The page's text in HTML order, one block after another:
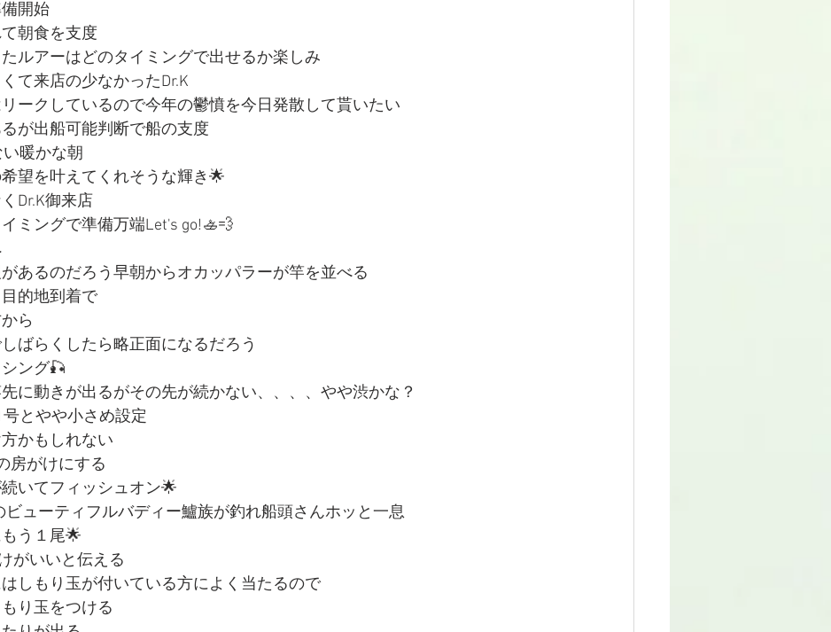
開始
朝食を支度
ルアーはどのタイミングで出せるか楽しみ
て来店の少なかったDr.K
ークしているので今年の鬱憤を今日発散して貰いたい
が出船可能判断で船の支度
暖かな朝
望を叶えてくれそうな輝き🌟
Dr.K御来店
ミングで準備万端Let's go!🚣💨
あるのだろう早朝からオカッパラーが竿を並べる
的地到着で
ら
ばらくしたら略正面になるだろう
ング🎣
に動きが出るがその先が続かない、、、、やや渋かな？
とやや小さめ設定
かもしれない
房がけにする
いてフィッシュオン🌟
ビューティフルバディー鱸族が釣れ船頭さんホッと一息
う１尾🌟
がいいと伝える
しもり玉が付いている方によく当たるので
り玉をつける